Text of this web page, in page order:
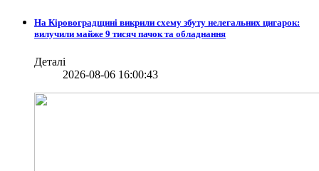
На Кіровоградщині викрили схему збуту нелегальних цигарок:
вилучили майже 9 тисяч пачок та обладнання
Деталі
2026-08-06 16:00:43